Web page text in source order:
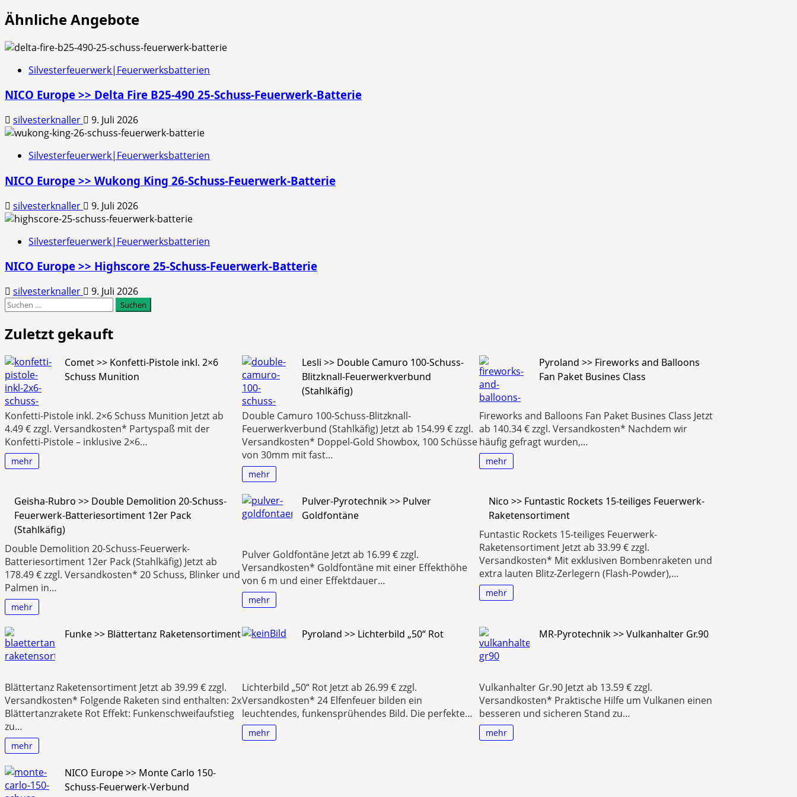
Ähnliche Angebote
Silvesterfeuerwerk|Feuerwerksbatterien
NICO Europe >> Delta Fire B25-490 25-Schuss-Feuerwerk-Batterie
silvesterknaller 9. Juli 2026
Silvesterfeuerwerk|Feuerwerksbatterien
NICO Europe >> Wukong King 26-Schuss-Feuerwerk-Batterie
silvesterknaller 9. Juli 2026
Silvesterfeuerwerk|Feuerwerksbatterien
NICO Europe >> Highscore 25-Schuss-Feuerwerk-Batterie
silvesterknaller
9. Juli 2026
Suchen
Zuletzt gekauft
Comet >> Konfetti-Pistole inkl. 2×6
Schuss Munition
Konfetti-Pistole inkl. 2×6 Schuss Munition Jetzt ab
4.49 € zzgl. Versandkosten* Partyspaß mit der
Konfetti-Pistole – inklusive 2×6…
mehr
Lesli >> Double Camuro 100-Schuss-
Blitzknall-Feuerwerkverbund
(Stahlkäfig)
Double Camuro 100-Schuss-Blitzknall-
Feuerwerkverbund (Stahlkäfig) Jetzt ab 154.99 € zzgl.
Versandkosten* Doppel-Gold Showbox, 100 Schüsse
von 30mm mit fast…
mehr
Pyroland >> Fireworks and Balloons
Fan Paket Busines Class
Fireworks and Balloons Fan Paket Busines Class Jetzt
ab 140.34 € zzgl. Versandkosten* Nachdem wir
häufig gefragt wurden,…
mehr
Geisha-Rubro >> Double Demolition 20-Schuss-
Feuerwerk-Batteriesortiment 12er Pack
(Stahlkäfig)
Double Demolition 20-Schuss-Feuerwerk-
Batteriesortiment 12er Pack (Stahlkäfig) Jetzt ab
178.49 € zzgl. Versandkosten* 20 Schuss, Blinker und
Palmen in…
mehr
Pulver-Pyrotechnik >> Pulver
Goldfontäne
Pulver Goldfontäne Jetzt ab 16.99 € zzgl.
Versandkosten* Goldfontäne mit einer Effekthöhe
von 6 m und einer Effektdauer…
mehr
Nico >> Funtastic Rockets 15-teiliges Feuerwerk-
Raketensortiment
Funtastic Rockets 15-teiliges Feuerwerk-
Raketensortiment Jetzt ab 33.99 € zzgl.
Versandkosten* Mit exklusiven Bombenraketen und
extra lauten Blitz-Zerlegern (Flash-Powder),…
mehr
Funke >> Blättertanz Raketensortiment
Blättertanz Raketensortiment Jetzt ab 39.99 € zzgl.
Versandkosten* Folgende Raketen sind enthalten: 2x
Blättertanzrakete Rot Effekt: Funkenschweifaufstieg
zu…
mehr
Pyroland >> Lichterbild „50“ Rot
Lichterbild „50“ Rot Jetzt ab 26.99 € zzgl.
Versandkosten* 24 Elfenfeuer bilden ein
leuchtendes, funkensprühendes Bild. Die perfekte…
mehr
MR-Pyrotechnik >> Vulkanhalter Gr.90
Vulkanhalter Gr.90 Jetzt ab 13.59 € zzgl.
Versandkosten* Praktische Hilfe um Vulkanen einen
besseren und sicheren Stand zu…
mehr
NICO Europe >> Monte Carlo 150-
Schuss-Feuerwerk-Verbund